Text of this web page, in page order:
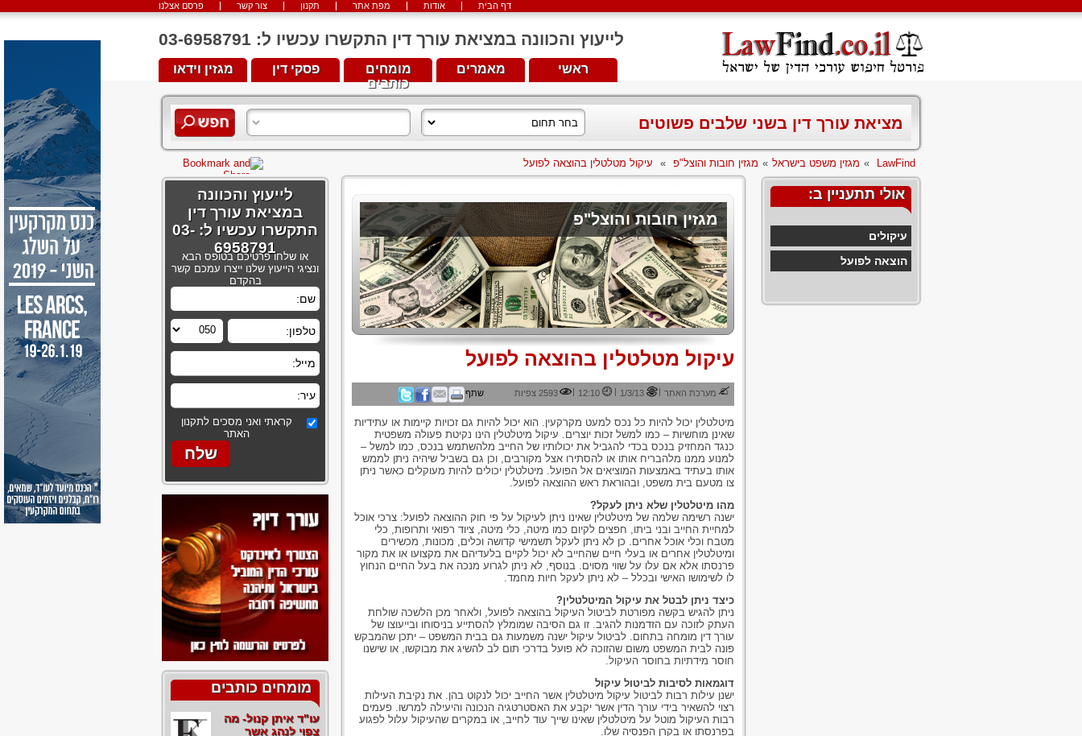
פרסם אצלנו צור קשר תקנון מפת אתר אודות דף הבית
לייעוץ והכוונה במציאת עורך דין התקשרו עכשיו ל: 03-6958791
מגזין וידאו פסקי דין
מומחים
כותבים
מאמרים ראשי
מציאת עורך דין בשני שלבים פשוטים
LawFind
» מגזין משפט בישראל » מגזין חובות והוצל"פ » עיקול מטלטלין בהוצאה לפועל
אולי תתעניין ב:
עיקולים
הוצאה לפועל
מגזין חובות והוצל"פ
עיקול מטלטלין בהוצאה לפועל
מערכת האתר |
1/3/13
|
12:10
| 2593 צפיות שתף
מיטלטלין יכול להיות כל נכס למעט מקרקעין. הוא יכול להיות גם זכויות קיימות או עתידיות
שאינן מוחשיות – כמו למשל זכות יוצרים. עיקול מיטלטלין הינו נקיטת פעולה משפטית
כנגד המחזיק בנכס בכדי להגביל את יכולותיו של החייב מלהשתמש בנכס, כמו למשל –
למנוע ממנו מלהבריח אותו או להסתירו אצל מקורבים, וכן גם בשביל שיהיה ניתן לממש
אותו בעתיד באמצעות המוציאים אל הפועל. מיטלטלין יכולים להיות מעוקלים כאשר ניתן
צו מטעם בית משפט, ובהוראת ראש ההוצאה לפועל.
מהו מיטלטלין שלא ניתן לעקל?
ישנה רשימה שלמה של מיטלטלין שאינו ניתן לעיקול על פי חוק ההוצאה לפועל: צרכי אוכל
למחיית החייב ובני ביתו, חפצים לקיום כמו מיטה, כלי מיטה, ציוד רפואי ותרופות, כלי
מטבח וכלי אוכל אחרים. כן לא ניתן לעקל תשמישי קדושה וכלים, מכונות, מכשירים
ומיטלטלין אחרים או בעלי חיים שהחייב לא יכול לקיים בלעדיהם את מקצועו או את מקור
פרנסתו אלא אם עלו על שווי מסוים. בנוסף, לא ניתן לגרוע מנכה את בעל החיים הנחוץ
לו לשימושו האישי ובכלל – לא ניתן לעקל חיות מחמד.
כיצד ניתן לבטל את עיקול המיטלטלין?
ניתן להגיש בקשה מפורטת לביטול העיקול בהוצאה לפועל, ולאחר מכן הלשכה שולחת
העתק לזוכה עם הזדמנות להגיב. זו גם הסיבה שמומלץ להסתייע בניסוחו ובייעוצו של
עורך דין מומחה בתחום. לביטול עיקול ישנה משמעות גם בבית המשפט – יתכן שהמבקש
פונה לבית המשפט משום שהזוכה לא פועל בדרכי תום לב להשיג את מבוקשו, או שישנו
חוסר מידתיות בחוסר העיקול.
דוגמאות לסיבות לביטול עיקול
ישנן עילות רבות לביטול עיקול מיטלטלין אשר החייב יכול לנקוט בהן. את נקיבת העילות
רצוי להשאיר בידי עורך הדין אשר יקבע את האסטרטגיה הנכונה והיעילה למרשו. פעמים
רבות העיקול מוטל על מיטלטלין שאינו שייך עוד לחייב, או במקרים שהעיקול עלול לפגוע
בפרנסתו או בקרן הפנסיה שלו.
לייעוץ והכוונה
במציאת עורך דין
התקשרו עכשיו ל: 03-
6958791
או שלחו פרטיכם בטופס הבא
ונציגי הייעוץ שלנו ייצרו עמכם קשר
בהקדם
קראתי ואני מסכים לתקנון
האתר
מומחים כותבים
עו"ד איתן קנול- מה
צפוי לנהג אשר